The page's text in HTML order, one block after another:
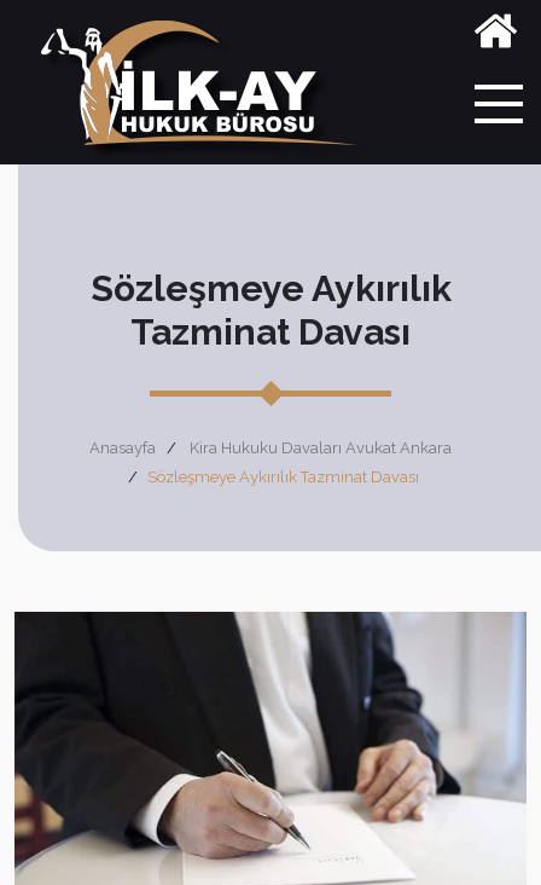
Sözleşmeye Aykırılık
Tazminat Davası
Anasayfa
Kira Hukuku Davaları Avukat Ankara
Sözleşmeye Aykırılık Tazminat Davası